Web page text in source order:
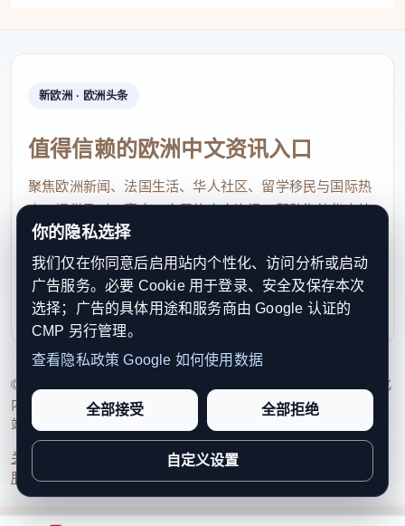
新欧洲 · 欧洲头条
值得信赖的欧洲中文资讯入口
聚焦欧洲新闻、法国生活、华人社区、留学移民与国际热
点，提供及时、真实、实用的中文资讯，帮助海外华人快
速了解欧洲动态。
contact@xinouzhou.com
服务支持、版权与合作：工作日优先处理站务、投稿与权
利通知
© 2026 新欧洲·欧洲头条. All Rights Reserved. 本网站持续优化
内容透明度、联系方式与用户权利说明，以提升品牌信任感和
站点完整度。
关于我们 编辑规范日期归档隐私政策
服务条款联系我们
你的隐私选择
我们仅在你同意后启用站内个性化、访问分析或启动
广告服务。必要 Cookie 用于登录、安全及保存本次
选择；广告的具体用途和服务商由 Google 认证的
CMP 另行管理。
查看隐私政策 Google 如何使用数据
全部接受 全部拒绝
自定义设置